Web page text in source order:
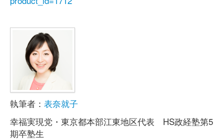
執筆者： 表奈就子
幸福実現党・東京都本部江東地区代表 HS政経塾第5
期卒塾生